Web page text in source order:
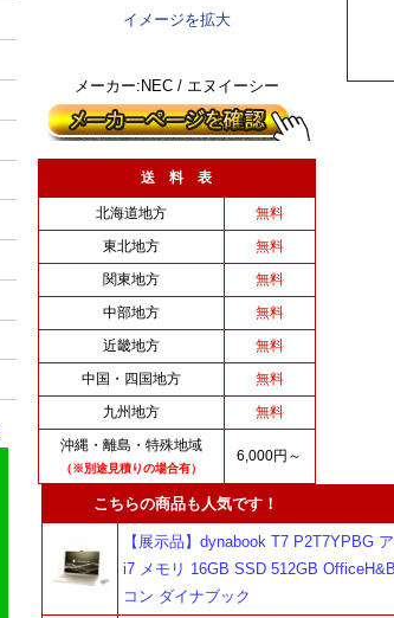
イメージを拡大
メーカー:NEC / エヌイーシー
送 料 表
北海道地方
無料
東北地方
無料
関東地方
無料
中部地方
無料
近畿地方
無料
中国・四国地方
無料
九州地方
無料
沖縄・離島・特殊地域
（※別途見積りの場合有）
6,000円～
こちらの商品も人気です！
【展示品】dynabook T7 P2T7YPBG
i7 メモリ 16GB SSD 512GB
コン ダイナブック